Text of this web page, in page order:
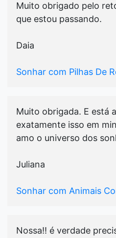
Muito obrigado pelo
que estou passando.
Daia
Sonhar com Pilhas De
Muito obrigada. E está
exatamente isso em
amo o universo dos
Juliana
Sonhar com Animais
Nossa!! é verdade